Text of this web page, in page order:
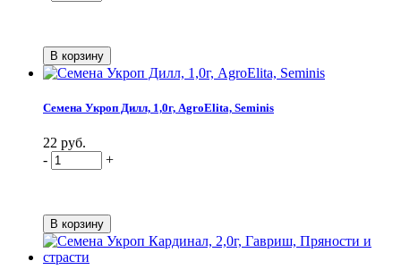
Семена Укроп Дилл, 1,0г, AgroElita, Seminis
22 руб.
-
+